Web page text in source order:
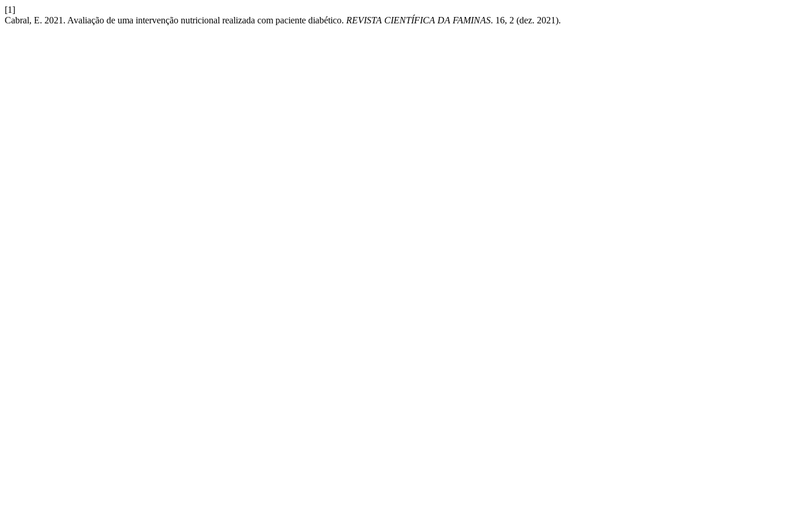
[1]
Cabral, E. 2021. Avaliação de uma intervenção nutricional realizada com paciente diabético. REVISTA CIENTÍFICA DA FAMINAS. 16, 2 (dez. 2021).